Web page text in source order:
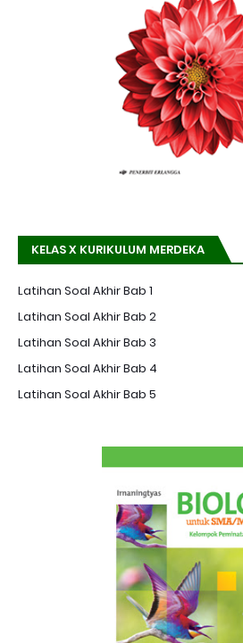
KELAS X KURIKULUM MERDEKA
Latihan Soal Akhir Bab 1
Latihan Soal Akhir Bab 2
Latihan Soal Akhir Bab 3
Latihan Soal Akhir Bab 4
Latihan Soal Akhir Bab 5